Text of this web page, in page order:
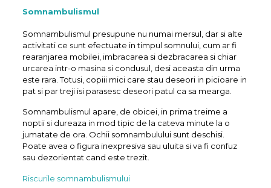
Somnambulismul
Somnambulismul presupune nu numai mersul, dar si alte
activitati ce sunt efectuate in timpul somnului, cum ar fi
rearanjarea mobilei, imbracarea si dezbracarea si chiar
urcarea intr-o masina si condusul, desi aceasta din urma
este rara. Totusi, copiii mici care stau deseori in picioare in
pat si par treji isi parasesc deseori patul ca sa mearga.
Somnambulismul apare, de obicei, in prima treime a
noptii si dureaza in mod tipic de la cateva minute la o
jumatate de ora. Ochii somnambulului sunt deschisi.
Poate avea o figura inexpresiva sau uluita si va fi confuz
sau dezorientat cand este trezit.
Riscurile somnambulismului